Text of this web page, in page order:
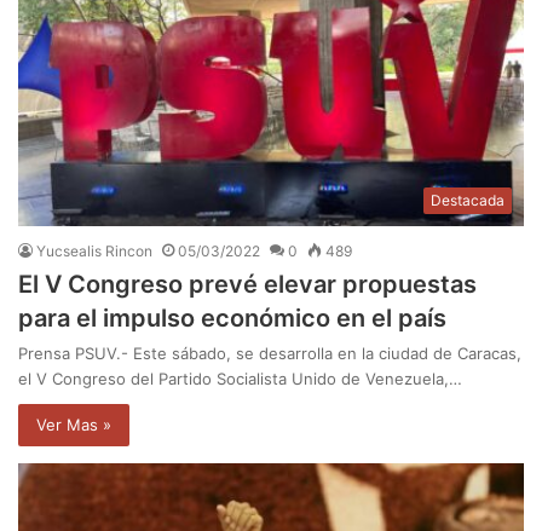
Destacada
Yucsealis Rincon 05/03/2022 0 489
El V Congreso prevé elevar propuestas
para el impulso económico en el país
Prensa PSUV.- Este sábado, se desarrolla en la ciudad de Caracas,
el V Congreso del Partido Socialista Unido de Venezuela,…
Ver Mas »